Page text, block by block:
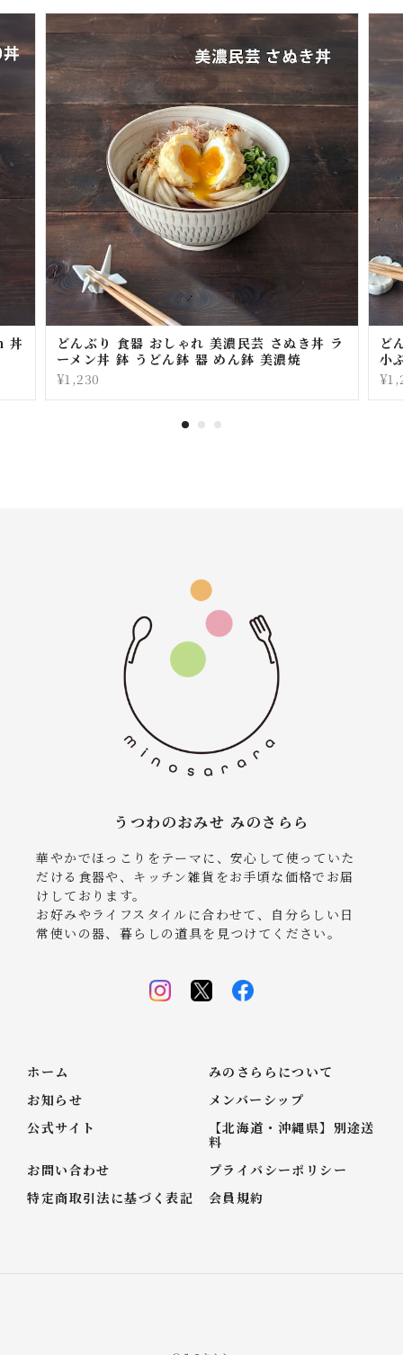
丼
どんぶり 食器 おしゃれ 美濃民芸 さぬき丼 ラ
ーメン丼 鉢 うどん鉢 器 めん鉢 美濃焼
¥1,230
ど
小
うつわのおみせ みのさらら
華やかでほっこりをテーマに、安心して使っていた
だける食器や、キッチン雑貨をお手頃な価格でお届
けしております。
お好みやライフスタイルに合わせて、自分らしい日
常使いの器、暮らしの道具を見つけてください。
ホーム
みのさららについて
お知らせ
メンバーシップ
公式サイト
【北海道・沖縄県】別途送
料
お問い合わせ
プライバシーポリシー
特定商取引法に基づく表記
会員規約